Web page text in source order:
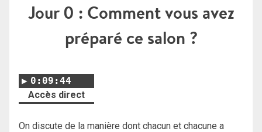
Jour 0 : Comment vous avez
préparé ce salon ?
0:09:44
Accès direct
On discute de la manière dont chacun et chacune a